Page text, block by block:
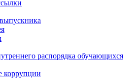
распорядка обучающихся
коррупции